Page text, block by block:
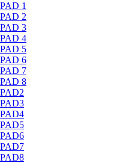
PAD 1
PAD 2
PAD 3
PAD 4
PAD 5
PAD 6
PAD 7
PAD 8
PAD2
PAD3
PAD4
PAD5
PAD6
PAD7
PAD8